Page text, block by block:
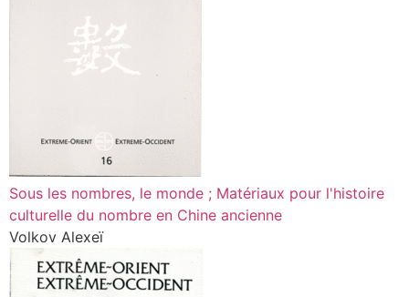
Sous les nombres, le monde ; Matériaux pour l'histoire
culturelle du nombre en Chine ancienne
Volkov Alexeï